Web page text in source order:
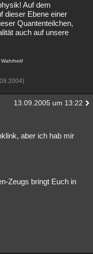
Auf dem
dieser Ebene einer
Quantenteilchen,
auch auf unsere
13.09.2005 um 13:22
aber ich hab mir
Zeugs bringt Euch in